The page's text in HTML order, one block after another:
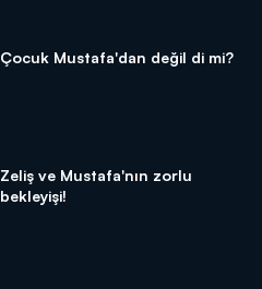
Çocuk Mustafa'dan değil di mi?
Zeliş ve Mustafa'nın zorlu
bekleyişi!